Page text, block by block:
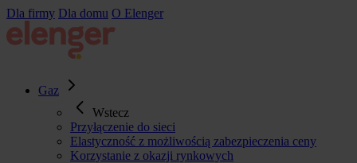
Przejdź
do
treści
Dla firmy Dla domu O Elenger
Gaz
Wstecz
Przyłączenie do sieci
Elastyczność z możliwością zabezpieczenia ceny
Korzystanie z okazji rynkowych